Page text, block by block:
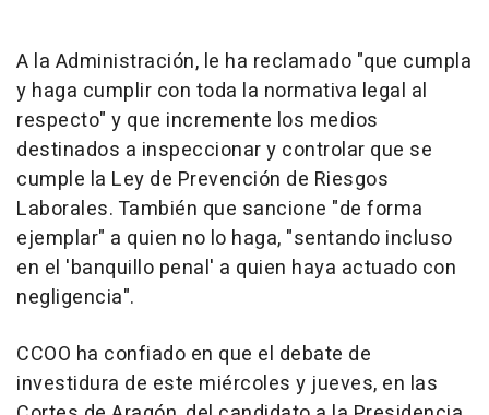
A la Administración, le ha reclamado "que cumpla
y haga cumplir con toda la normativa legal al
respecto" y que incremente los medios
destinados a inspeccionar y controlar que se
cumple la Ley de Prevención de Riesgos
Laborales. También que sancione "de forma
ejemplar" a quien no lo haga, "sentando incluso
en el 'banquillo penal' a quien haya actuado con
negligencia".
CCOO ha confiado en que el debate de
investidura de este miércoles y jueves, en las